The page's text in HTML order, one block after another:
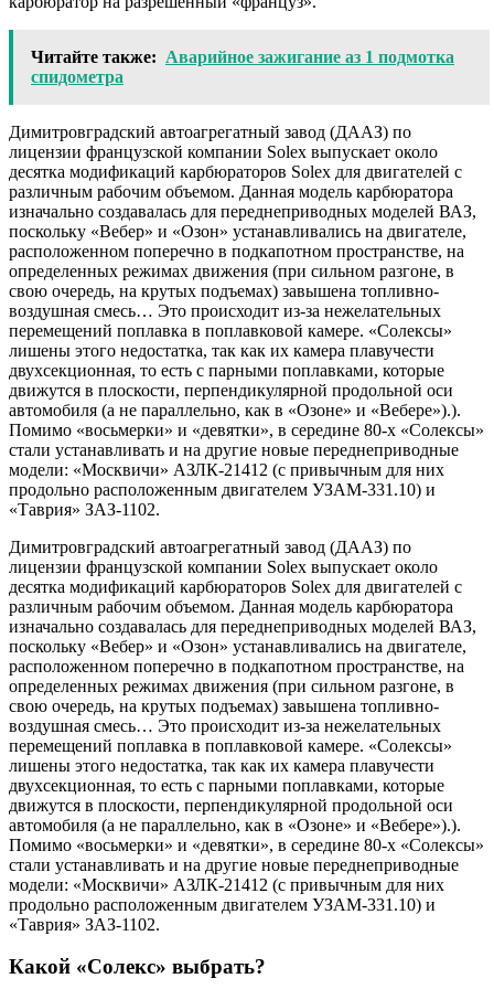
Читайте также: Аварийное зажигание аз 1 подмотка
спидометра
Димитровградский автоагрегатный завод (ДААЗ) по
лицензии французской компании Solex выпускает около
десятка модификаций карбюраторов Solex для двигателей с
различным рабочим объемом. Данная модель карбюратора
изначально создавалась для переднеприводных моделей ВАЗ,
поскольку «Вебер» и «Озон» устанавливались на двигателе,
расположенном поперечно в подкапотном пространстве, на
определенных режимах движения (при сильном разгоне, в
свою очередь, на крутых подъемах) завышена топливно-
воздушная смесь… Это происходит из-за нежелательных
перемещений поплавка в поплавковой камере. «Солексы»
лишены этого недостатка, так как их камера плавучести
двухсекционная, то есть с парными поплавками, которые
движутся в плоскости, перпендикулярной продольной оси
автомобиля (а не параллельно, как в «Озоне» и «Вебере»).).
Помимо «восьмерки» и «девятки», в середине 80-х «Солексы»
стали устанавливать и на другие новые переднеприводные
модели: «Москвичи» АЗЛК-21412 (с привычным для них
продольно расположенным двигателем УЗАМ-331.10) и
«Таврия» ЗАЗ-1102.
Димитровградский автоагрегатный завод (ДААЗ) по
лицензии французской компании Solex выпускает около
десятка модификаций карбюраторов Solex для двигателей с
различным рабочим объемом. Данная модель карбюратора
изначально создавалась для переднеприводных моделей ВАЗ,
поскольку «Вебер» и «Озон» устанавливались на двигателе,
расположенном поперечно в подкапотном пространстве, на
определенных режимах движения (при сильном разгоне, в
свою очередь, на крутых подъемах) завышена топливно-
воздушная смесь… Это происходит из-за нежелательных
перемещений поплавка в поплавковой камере. «Солексы»
лишены этого недостатка, так как их камера плавучести
двухсекционная, то есть с парными поплавками, которые
движутся в плоскости, перпендикулярной продольной оси
автомобиля (а не параллельно, как в «Озоне» и «Вебере»).).
Помимо «восьмерки» и «девятки», в середине 80-х «Солексы»
стали устанавливать и на другие новые переднеприводные
модели: «Москвичи» АЗЛК-21412 (с привычным для них
продольно расположенным двигателем УЗАМ-331.10) и
«Таврия» ЗАЗ-1102.
Какой «Солекс» выбрать?